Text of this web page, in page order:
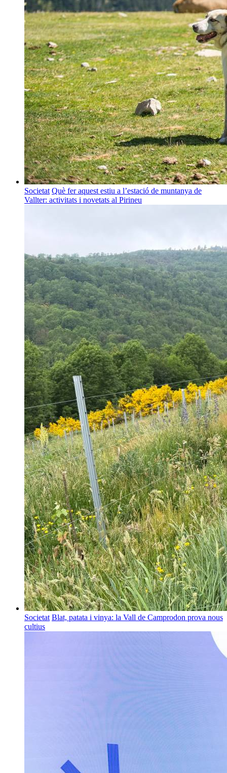
Societat Què fer aquest estiu a l’estació de muntanya de
Vallter: activitats i novetats al Pirineu
Societat Blat, patata i vinya: la Vall de Camprodon prova nous
cultius